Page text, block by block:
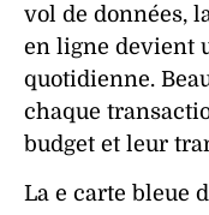
vol de données,
en ligne devient
quotidienne.
chaque
budget et leur
La e carte bleue